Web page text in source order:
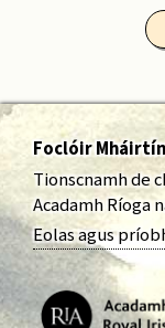
Foclóir
Tionscnamh de
Acadamh Ríoga
Eolas agus